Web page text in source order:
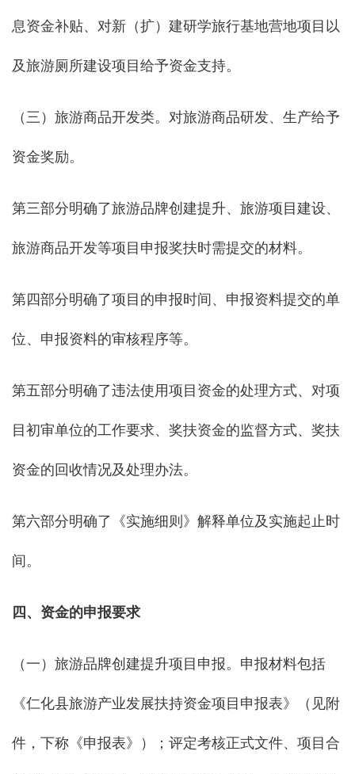
息资金补贴、对新（扩）建研学旅行基地营地项目以
及旅游厕所建设项目给予资金支持。
（三）旅游商品开发类。对旅游商品研发、生产给予
资金奖励。
第三部分明确了旅游品牌创建提升、旅游项目建设、
旅游商品开发等项目申报奖扶时需提交的材料。
第四部分明确了项目的申报时间、申报资料提交的单
位、申报资料的审核程序等。
第五部分明确了违法使用项目资金的处理方式、对项
目初审单位的工作要求、奖扶资金的监督方式、奖扶
资金的回收情况及处理办法。
第六部分明确了《实施细则》解释单位及实施起止时
间。
四、 资金的申报要求
（一）旅游品牌创建提升项目申报。申报材料包括
《仁化县旅游产业发展扶持资金项目申报表》（见附
件，下称《申报表》）；评定考核正式文件、项目合